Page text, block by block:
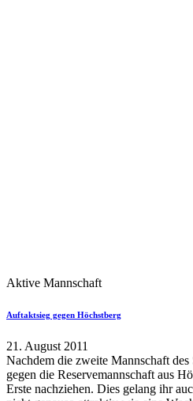
Aktive Mannschaft
Auftaktsieg gegen Höchstberg
21. August 2011
Nachdem die zweite Mannschaft
gegen die Reservemannschaft aus
Erste nachziehen. Dies gelang ihr